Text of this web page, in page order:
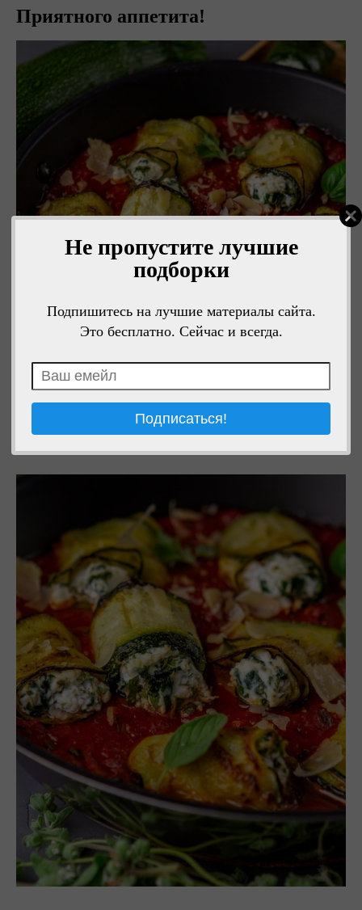
Не пропустите лучшие
подборки
Подпишитесь на лучшие материалы сайта.
Это бесплатно. Сейчас и всегда.
Приятного аппетита!